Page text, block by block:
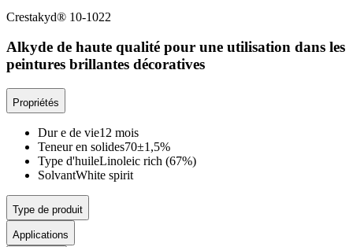
Crestakyd® 10-1022
Alkyde de haute qualité pour une utilisation dans les
peintures brillantes décoratives
Propriétés
Dur e de vie12 mois
Teneur en solides70±1,5%
Type d'huileLinoleic rich (67%)
SolvantWhite spirit
Type de produit
Applications